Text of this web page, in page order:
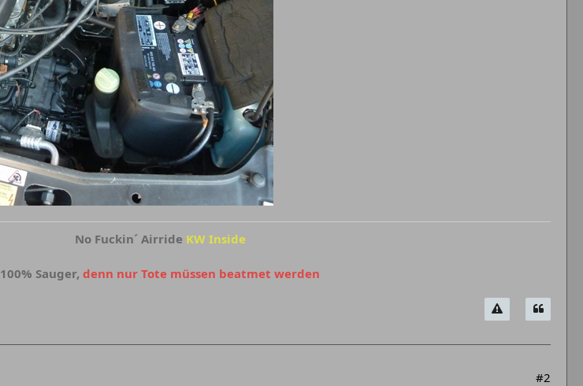
No Fuckin´ Airride KW Inside
100% Sauger, denn nur Tote müssen beatmet werden
#2